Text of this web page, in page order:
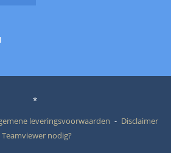
*
leveringsvoorwaarden
Disclaimer
Teamviewer nodig?